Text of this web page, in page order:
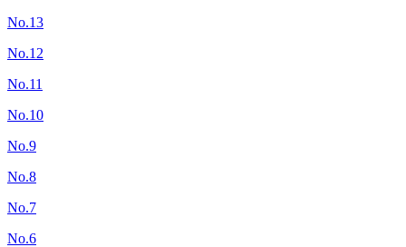
No.13
No.12
No.11
No.10
No.9
No.8
No.7
No.6